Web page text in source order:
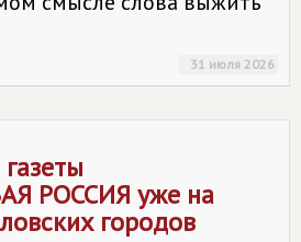
31 июля 2026
РОССИЯ уже на
городов